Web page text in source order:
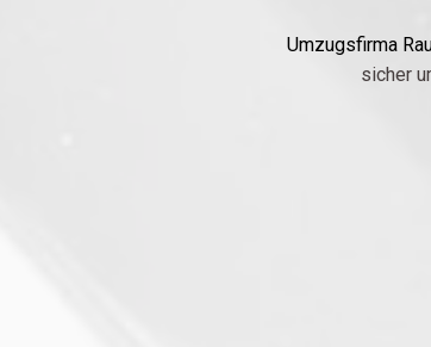
Umzugsfirma
sicher